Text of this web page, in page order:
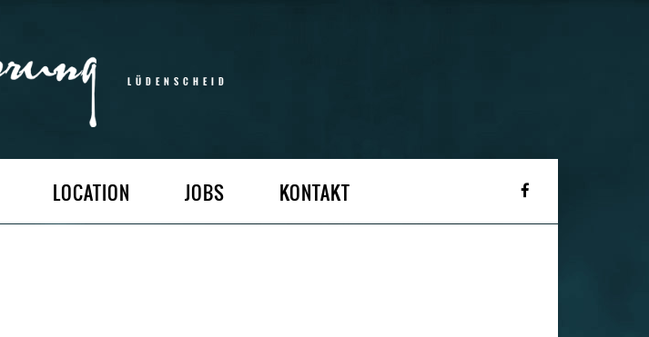
LÜDENSCHEID
LOCATION JOBS KONTAKT